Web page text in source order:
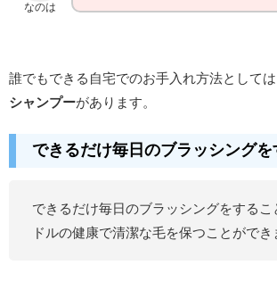
なのは
誰でもできる自宅でのお手入れ方法としては
シャンプーがあります。
できるだけ毎日のブラッシングを
できるだけ毎日のブラッシングをするこ
ドルの健康で清潔な毛を保つことができ